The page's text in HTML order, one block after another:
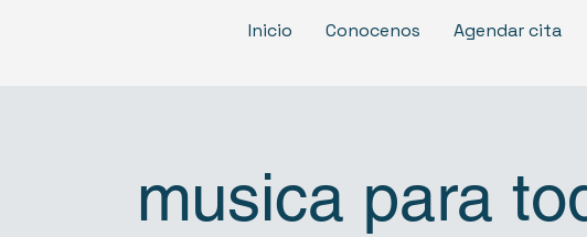
Inicio Conocenos Agendar cita
musica para